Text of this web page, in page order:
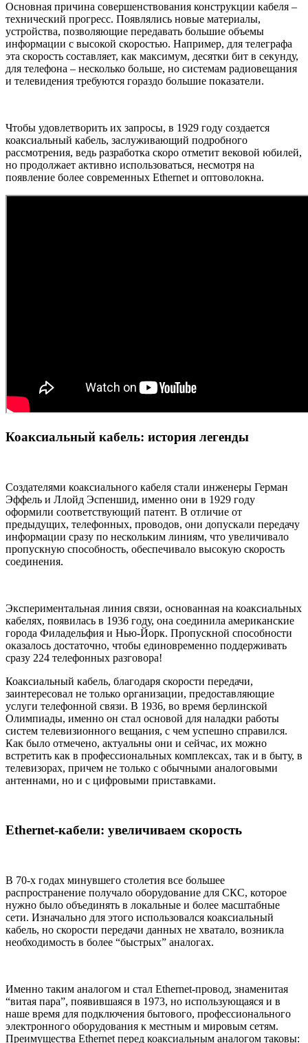
Основная причина совершенствования конструкции кабеля –
технический прогресс. Появлялись новые материалы,
устройства, позволяющие передавать большие объемы
информации с высокой скоростью. Например, для телеграфа
эта скорость составляет, как максимум, десятки бит в секунду,
для телефона – несколько больше, но системам радиовещания
и телевидения требуются гораздо большие показатели.
Чтобы удовлетворить их запросы, в 1929 году создается
коаксиальный кабель, заслуживающий подробного
рассмотрения, ведь разработка скоро отметит вековой юбилей,
но продолжает активно использоваться, несмотря на
появление более современных Ethernet и оптоволокна.
Коаксиальный кабель: история легенды
Создателями коаксиального кабеля стали инженеры Герман
Эффель и Ллойд Эспеншид, именно они в 1929 году
оформили соответствующий патент. В отличие от
предыдущих, телефонных, проводов, они допускали передачу
информации сразу по нескольким линиям, что увеличивало
пропускную способность, обеспечивало высокую скорость
соединения.
Экспериментальная линия связи, основанная на коаксиальных
кабелях, появилась в 1936 году, она соединила американские
города Филадельфия и Нью-Йорк. Пропускной способности
оказалось достаточно, чтобы единовременно поддерживать
сразу 224 телефонных разговора!
Коаксиальный кабель, благодаря скорости передачи,
заинтересовал не только организации, предоставляющие
услуги телефонной связи. В 1936, во время берлинской
Олимпиады, именно он стал основой для наладки работы
систем телевизионного вещания, с чем успешно справился.
Как было отмечено, актуальны они и сейчас, их можно
встретить как в профессиональных комплексах, так и в быту, в
телевизорах, причем не только с обычными аналоговыми
антеннами, но и с цифровыми приставками.
Ethernet-кабели: увеличиваем скорость
В 70-х годах минувшего столетия все большее
распространение получало оборудование для СКС, которое
нужно было объединять в локальные и более масштабные
сети. Изначально для этого использовался коаксиальный
кабель, но скорости передачи данных не хватало, возникла
необходимость в более “быстрых” аналогах.
Именно таким аналогом и стал Ethernet-провод, знаменитая
“витая пара”, появившаяся в 1973, но использующаяся и в
наше время для подключения бытового, профессионального
электронного оборудования к местным и мировым сетям.
Преимущества Ethernet перед коаксиальным аналогом таковы: